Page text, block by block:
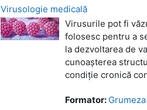
Virusologie medicală
Virusurile pot fi
folosesc pentru a
la dezvoltarea de
cunoașterea
condiție cronică
Formator: